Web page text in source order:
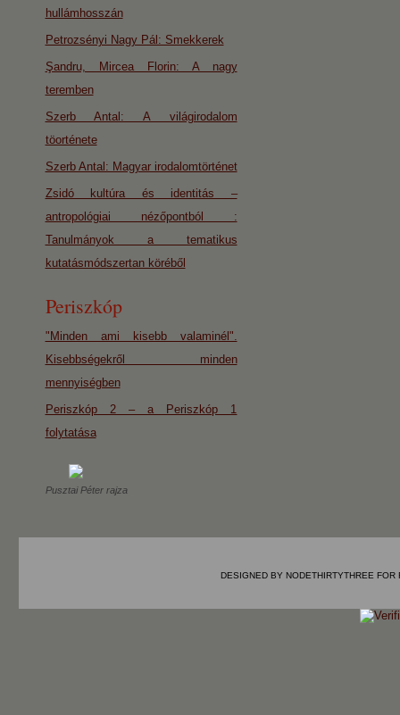
hullámhosszán
Petrozsényi Nagy Pál: Smekkerek
Şandru, Mircea Florin: A nagy
teremben
Szerb Antal: A világirodalom
töorténete
Szerb Antal: Magyar irodalomtörténet
Zsidó kultúra és identitás –
antropológiai nézőpontból :
Tanulmányok a tematikus
kutatásmódszertan köréből
Periszkóp
"Minden ami kisebb valaminél".
Kisebbségekről minden
mennyiségben
Periszkóp 2 – a Periszkóp 1
folytatása
Pusztai Péter rajza
DESIGNED BY NODETHIRTYTHREE FOR